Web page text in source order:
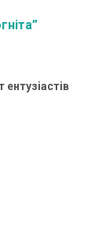
ентузіастів